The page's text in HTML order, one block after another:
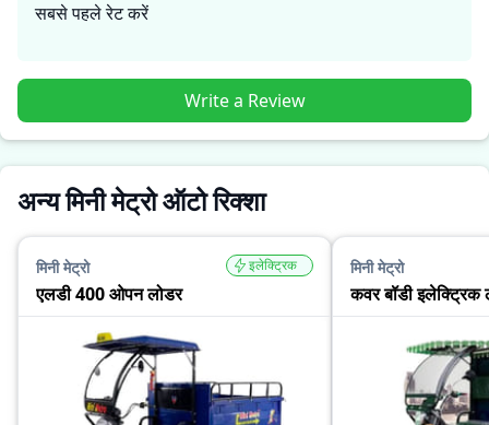
सबसे पहले रेट करें
Write a Review
अन्य मिनी मेट्रो ऑटो रिक्शा
मिनी मेट्रो
एलडी 400 ओपन लोडर
इलेक्ट्रिक मिनी मेट्रो
कवर बॉडी इलेक्ट्रिक